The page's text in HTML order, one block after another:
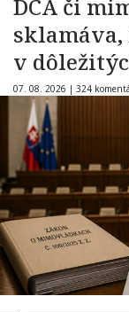
DCA či
v
07. 08. 2026 | 324